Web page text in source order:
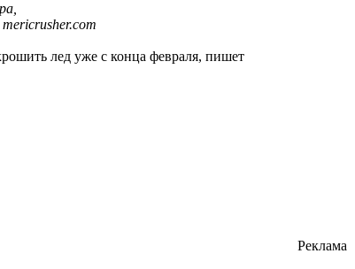
лед уже с конца февраля, пишет
Реклама